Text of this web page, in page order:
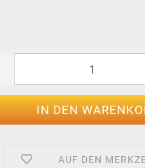
AUF DEN